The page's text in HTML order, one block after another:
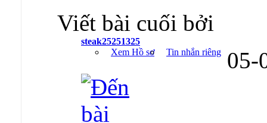
Viết bài cuối bởi
steak25251325
Xem Hồ sơ
Tin nhắn riêng 05-